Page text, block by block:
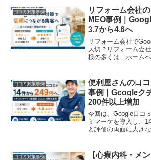
スも少なくありませ
におけるGo...
口コミ対策事例
リフォーム会社
MEO事例｜
3.7から4.6へ
リフォーム会社で
大切？リフォーム会
様の多くは、ホーム
ばなるほど、人は慎
を依頼す...
口コミ対策事例
便利屋さんの口
事例｜Googleク
200件以上増加
今回は、Google口コ
ミマーケを導入し、
と評価の両面に大き
（導入前）：4.0（
口コミ対策事例
【心療内科・メ